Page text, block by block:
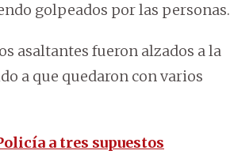
golpeados por las personas.
asaltantes fueron alzados a la
a que quedaron con varios
a tres supuestos